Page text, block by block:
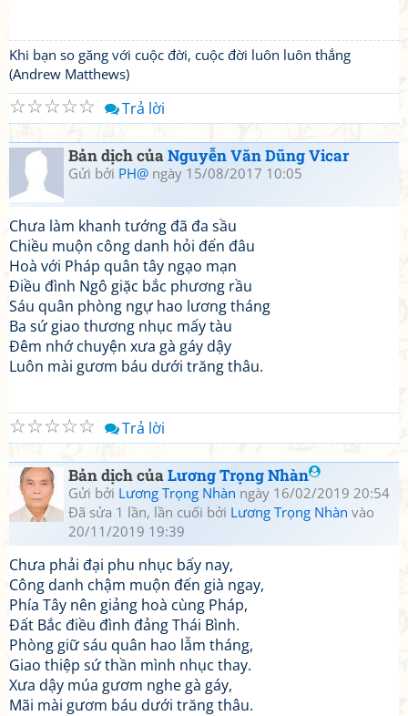
Khi bạn so găng với cuộc đời, cuộc đời luôn luôn thắng
(Andrew Matthews)
☆
☆
☆
☆
☆ Trả lời
Bản dịch củaNguyễn Văn Dũng Vicar
Gửi bởi PH@ ngày 15/08/2017 10:05
Chưa làm khanh tướng đã đa sầu
Chiều muộn công danh hỏi đến đâu
Hoà với Pháp quân tây ngạo mạn
Điều đình Ngô giặc bắc phương rầu
Sáu quân phòng ngự hao lương tháng
Ba sứ giao thương nhục mấy tàu
Đêm nhớ chuyện xưa gà gáy dậy
Luôn mài gươm báu dưới trăng thâu.
☆
☆
☆
☆
☆ Trả lời
Bản dịch củaLương Trọng Nhàn
Gửi bởi Lương Trọng Nhàn ngày 16/02/2019 20:54
Đã sửa 1 lần, lần cuối bởi Lương Trọng Nhàn vào
20/11/2019 19:39
Chưa phải đại phu nhục bấy nay,
Công danh chậm muộn đến già ngay,
Phía Tây nên giảng hoà cùng Pháp,
Đất Bắc điều đình đảng Thái Bình.
Phòng giữ sáu quân hao lẫm tháng,
Giao thiệp sứ thần mình nhục thay.
Xưa dậy múa gươm nghe gà gáy,
Mãi mài gươm báu dưới trăng thâu.